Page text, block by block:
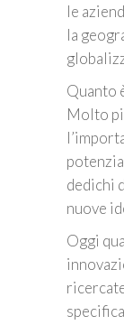
le
la
Quanto
Molto
dedichi
nuove
Oggi